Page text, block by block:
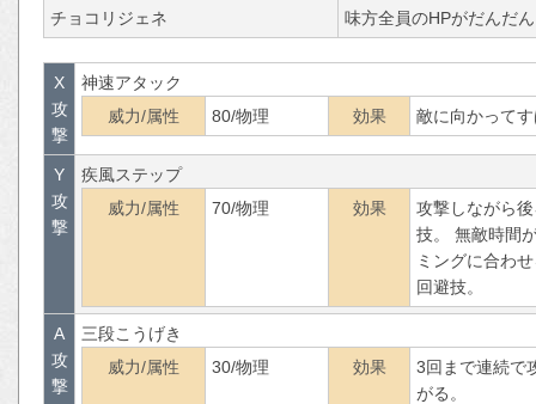
チョコリジェネ 味方全員のHPがだんだ
X
攻
撃
神速アタック
威力/属性
80/物理 効果 敵に向かって
Y
攻
撃
疾風ステップ
威力/属性
70/物理 効果
攻撃しながら
技。 無敵時間
ミングに合わ
回避技。
A
攻
撃
三段こうげき
威力/属性
30/物理 効果
3回まで連続で
がる。